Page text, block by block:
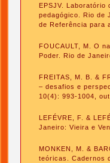
EPSJV. Laboratório
pedagógico. Rio de
de Referência para
FOUCAULT, M. O
Poder. Rio de
FREITAS, M. B. &
– desafios e
10(4): 993-1004,
LEFÉVRE, F. &
Janeiro: Vieira e
MONKEN, M. &
teóricas. Cadernos